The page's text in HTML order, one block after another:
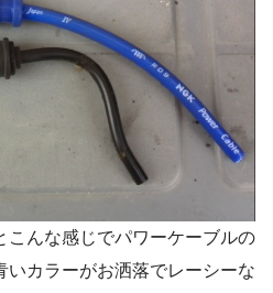
こんな感じでパワーケーブルの
いカラーがお洒落でレーシーな